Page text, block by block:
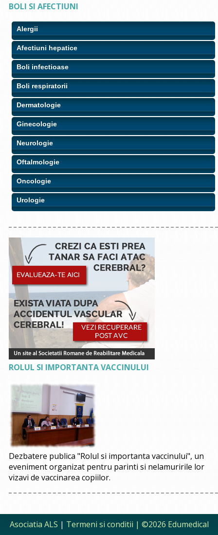
BOLI SI AFECTIUNI
Alergii
Afectiuni hepatice
Boli infectioase
Boli respiratorii
Dermatologie
Ginecologie
Neurologie
Oftalmologie
Oncologie
Urologie
ROLUL SI IMPORTANTA VACCINULUI
Dezbatere publica "Rolul si importanta vaccinului", un
eveniment organizat pentru parinti si nelamuririle lor
vizavi de vaccinarea copiilor.
Asociatia ALS | Termeni si conditii | ©2026 Edumedical